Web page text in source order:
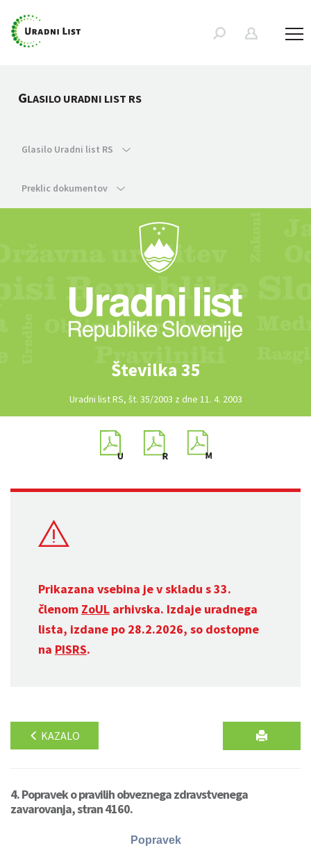
GLASILO URADNI LIST RS
Glasilo Uradni list RS
Preklic dokumentov
Številka 35
Uradni list RS, št. 35/2003 z dne 11. 4. 2003
Prikazana vsebina je v skladu s 33.
členom ZoUL arhivska. Izdaje uradnega
lista, izdane po 28.2.2026, so dostopne
na PISRS.
KAZALO
4. Popravek o pravilih obveznega zdravstvenega
zavarovanja, stran 4160.
Popravek